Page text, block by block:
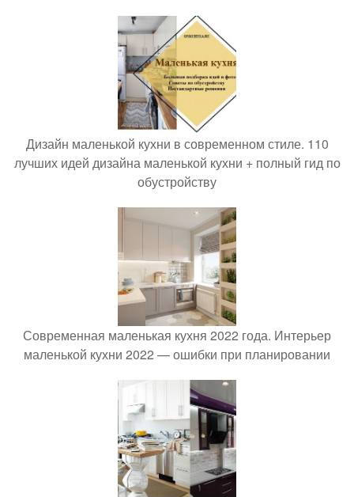
Дизайн маленькой кухни в современном стиле. 110
лучших идей дизайна маленькой кухни + полный гид по
обустройству
Современная маленькая кухня 2022 года. Интерьер
маленькой кухни 2022 — ошибки при планировании